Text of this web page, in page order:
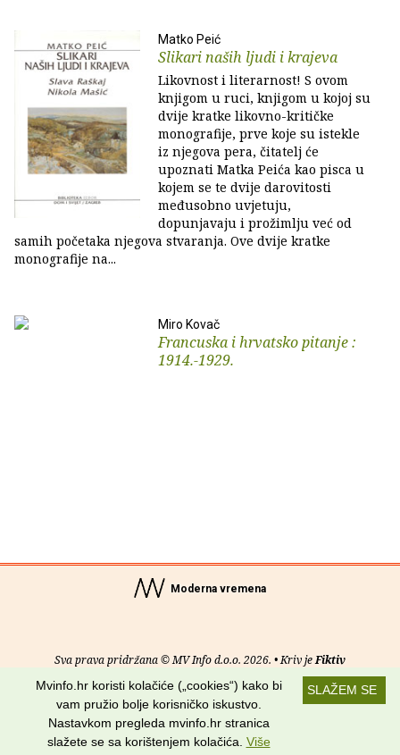
Matko Peić
Slikari naših ljudi i krajeva
Likovnost i literarnost! S ovom
knjigom u ruci, knjigom u kojoj su
dvije kratke likovno-kritičke
monografije, prve koje su istekle
iz njegova pera, čitatelj će
upoznati Matka Peića kao pisca u
kojem se te dvije darovitosti
međusobno uvjetuju,
dopunjavaju i prožimlju već od
samih početaka njegova stvaranja. Ove dvije kratke
monografije na...
Miro Kovač
Francuska i hrvatsko pitanje :
1914.-1929.
Moderna vremena
Sva prava pridržana © MV Info d.o.o. 2026. • Kriv jeFiktiv
Uvjeti korištenja RSS kanali
Potraži nas na:
SLAŽEM SE
Mvinfo.hr koristi kolačiće („cookies“) kako bi
vam pružio bolje korisničko iskustvo.
Nastavkom pregleda mvinfo.hr stranica
slažete se sa korištenjem kolačića. Više